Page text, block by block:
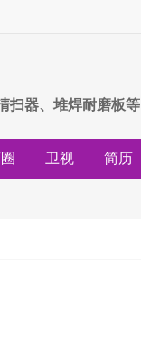
扫器、堆焊耐磨板等
卫视 简历